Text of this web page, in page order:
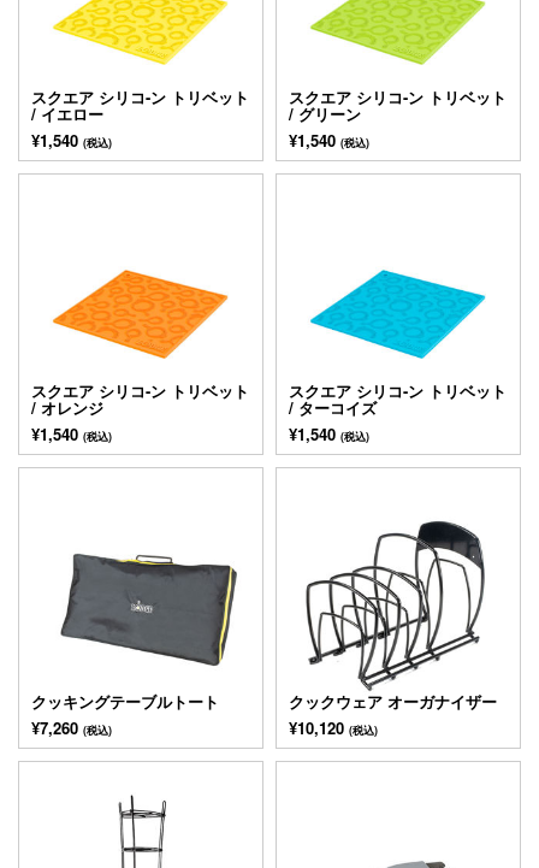
スクエア シリコ-ン トリベット
/ イエロー
¥1,540 (税込)
スクエア シリコ-ン トリベット
/ グリーン
¥1,540 (税込)
スクエア シリコ-ン トリベット
/ オレンジ
¥1,540 (税込)
スクエア シリコ-ン トリベット
/ ターコイズ
¥1,540 (税込)
クッキングテーブルトート
¥7,260 (税込)
クックウェア オーガナイザー
¥10,120 (税込)